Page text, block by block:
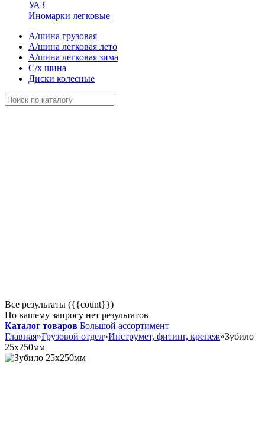
УАЗ
Иномарки легковые
А/шина грузовая
А/шина легковая лето
А/шина легковая зима
С/х шина
Диски колесные
Все результаты ({{count}})
По вашему запросу нет результатов
Каталог товаров Большой ассортимент
Главная»Грузовой отдел»Инструмет, фитинг, крепеж»Зубило
25х250мм